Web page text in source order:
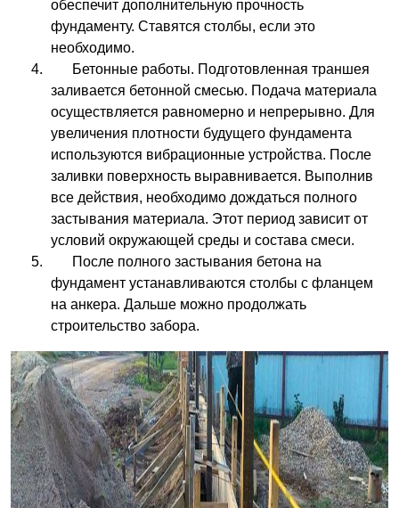
обеспечит дополнительную прочность
фундаменту. Ставятся столбы, если это
необходимо.
Бетонные работы. Подготовленная траншея
заливается бетонной смесью. Подача материала
осуществляется равномерно и непрерывно. Для
увеличения плотности будущего фундамента
используются вибрационные устройства. После
заливки поверхность выравнивается. Выполнив
все действия, необходимо дождаться полного
застывания материала. Этот период зависит от
условий окружающей среды и состава смеси.
После полного застывания бетона на
фундамент устанавливаются столбы с фланцем
на анкера. Дальше можно продолжать
строительство забора.